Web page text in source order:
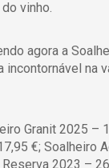
vinho.
agora a
na
Granit 2025 –
€; Soalheiro
2023 –